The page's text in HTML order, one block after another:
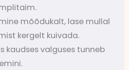
mõõdukalt, lase mullal
kergelt kuivada.
kaudses valguses tunneb